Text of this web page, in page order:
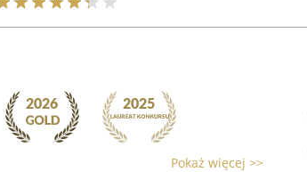
Pokaż więcej >>